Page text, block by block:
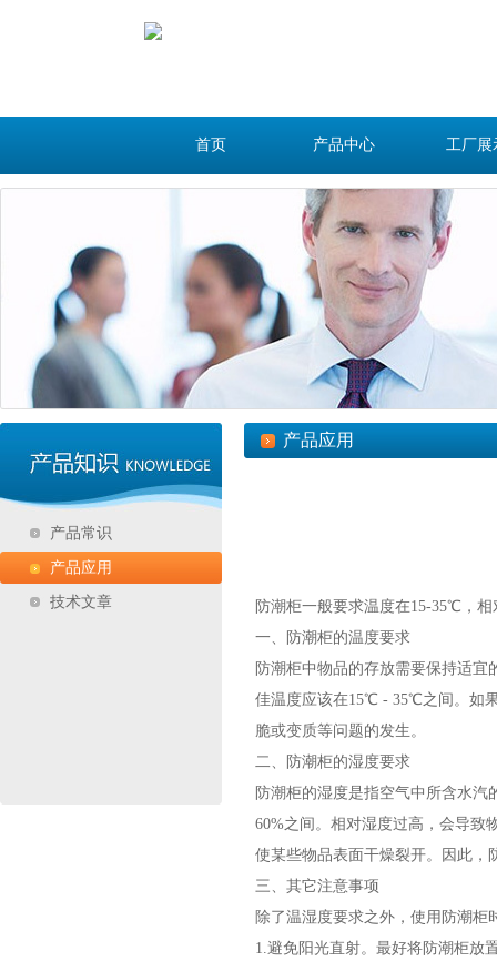
首页 产品中心 工厂展
产品常识
产品应用
技术文章
产品应用
防潮柜一般要求温度在15-35℃，相
一、防潮柜的温度要求
防潮柜中物品的存放需要保持适
佳温度应该在15℃ - 35℃之间。如
脆或变质等问题的发生。
二、防潮柜的湿度要求
防潮柜的湿度是指空气中所含水
60%之间。相对湿度过高，会导致
使某些物品表面干燥裂开。因此，
三、其它注意事项
除了温湿度要求之外，使用防潮柜
1.避免阳光直射。最好将防潮柜放